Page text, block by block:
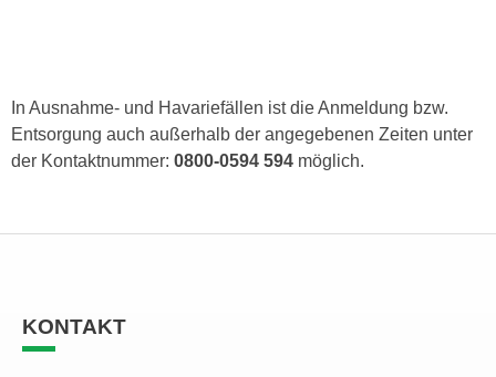
In Ausnahme- und Havariefällen ist die Anmeldung bzw.
Entsorgung auch außerhalb der angegebenen Zeiten unter
der Kontaktnummer: 0800-0594 594 möglich.
KONTAKT